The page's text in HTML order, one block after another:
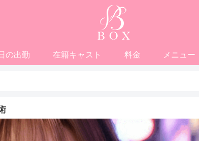
の出勤 在籍キャスト 料金 メニュー